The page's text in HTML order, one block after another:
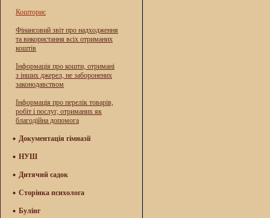
Кошторис
Фінансовий звіт про надходження
та використання всіх отриманих
коштів
Інформація про кошти, отримані
з інших джерел, не заборонених
законодавством
Інформація про перелік товарів,
робіт і послуг, отриманих як
благодійна допомога
Документація гімназії
НУШ
Дитячий садок
Сторінка психолога
Булінг